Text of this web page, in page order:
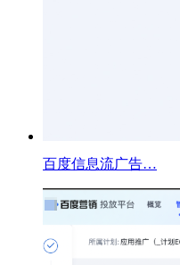
百度信息流广告…